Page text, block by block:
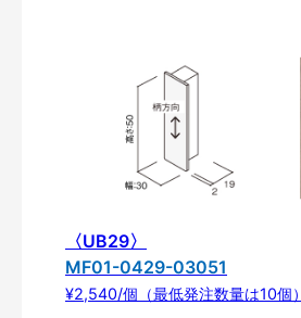
〈UB29〉
MF01-0429-03051
¥2,540/個（最低発注数量は10個）